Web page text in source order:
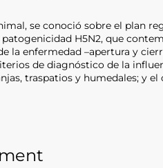
se conoció sobre el plan
H5N2, que
la enfermedad –apertura y
de diagnóstico de la
traspatios y humedales; y